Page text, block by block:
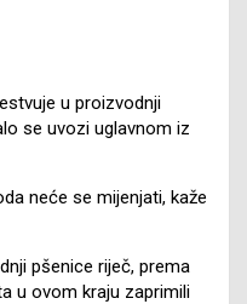
u proizvodnji
se uvozi uglavnom iz
neće se mijenjati, kaže
pšenice riječ, prema
u ovom kraju zaprimili